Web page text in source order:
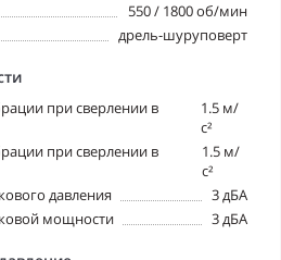
550 / 1800 об/мин
дрель-шуруповерт
при сверлении в
1.5 м/
с²
при сверлении в
1.5 м/
с²
давления
3 дБА
мощности
3 дБА